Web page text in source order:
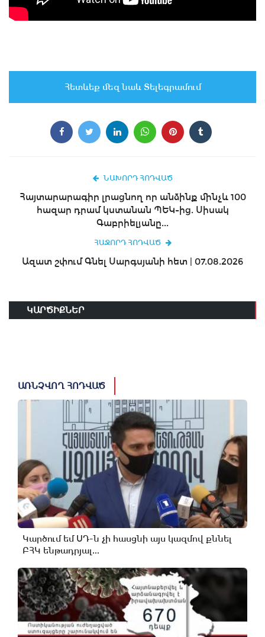
Հետևեք մեզ նաև Տելեգրամում
ՆԱԽՈՐԴ ՀՈԴՎԱԾ
Հայտարարագիր լրացնող որ անձինք մինչև 100
հազար դրամ կստանան ՊԵԿ-ից. Սիսակ
Գաբրիելյանը...
ՀԱՋՈՐԴ ՀՈԴՎԱԾ
Ազատ շփում Գնել Սարգսյանի հետ | 07.08.2026
ԿԱՐԾԻՔՆԵՐ
ԱՌՆՉՎՈՂ ՀՈԴՎԱԾ
Կարծում եմ ՍԴ-ն չի հասցնի այս կազմով քննել
ԲՀԿ ենթադրյալ...